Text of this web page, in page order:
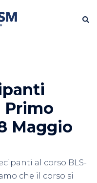
Primo
Maggio
al corso BLS-
che il corso si